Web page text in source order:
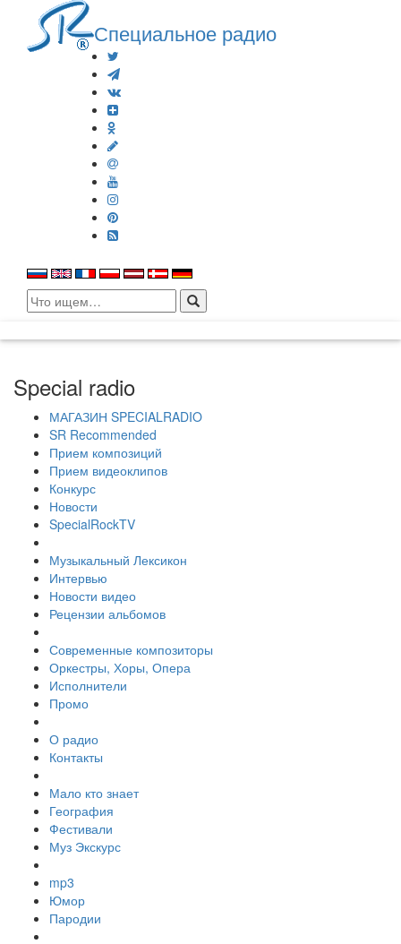
Специальное радио
Search
for:
Special radio
МАГАЗИН SPECIALRADIO
SR Recommended
Прием композиций
Прием видеоклипов
Конкурс
Новости
SpecialRockTV
Музыкальный Лексикон
Интервью
Новости видео
Рецензии альбомов
Современные композиторы
Оркестры, Хоры, Опера
Исполнители
Промо
О радио
Контакты
Мало кто знает
География
Фестивали
Муз Экскурс
mp3
Юмор
Пародии